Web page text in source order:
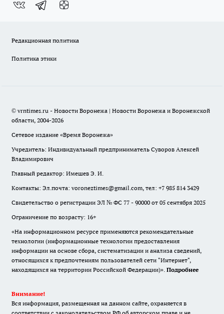
Редакционная политика
Политика этики
© vrntimes.ru - Новости Воронежа | Новости Воронежа и Воронежской
области, 2004-2026
Сетевое издание «Время Воронежа»
Учредитель: Индивидуальный предприниматель Суворов Алексей
Владимирович
Главный редактор: Имешев Э. И.
Контакты: Эл.почта: voroneztimes@gmail.com, тел: +7 985 814 3429
Свидетельство о регистрации ЭЛ № ФС 77 - 90000 от 05 сентября 2025
Ограничение по возрасту: 16+
«На информационном ресурсе применяются рекомендательные
технологии (информационные технологии предоставления
информации на основе сбора, систематизации и анализа сведений,
относящихся к предпочтениям пользователей сети "Интернет",
находящихся на территории Российской Федерации)». Подробнее
Внимание!
Вся информация, размещенная на данном сайте, охраняется в